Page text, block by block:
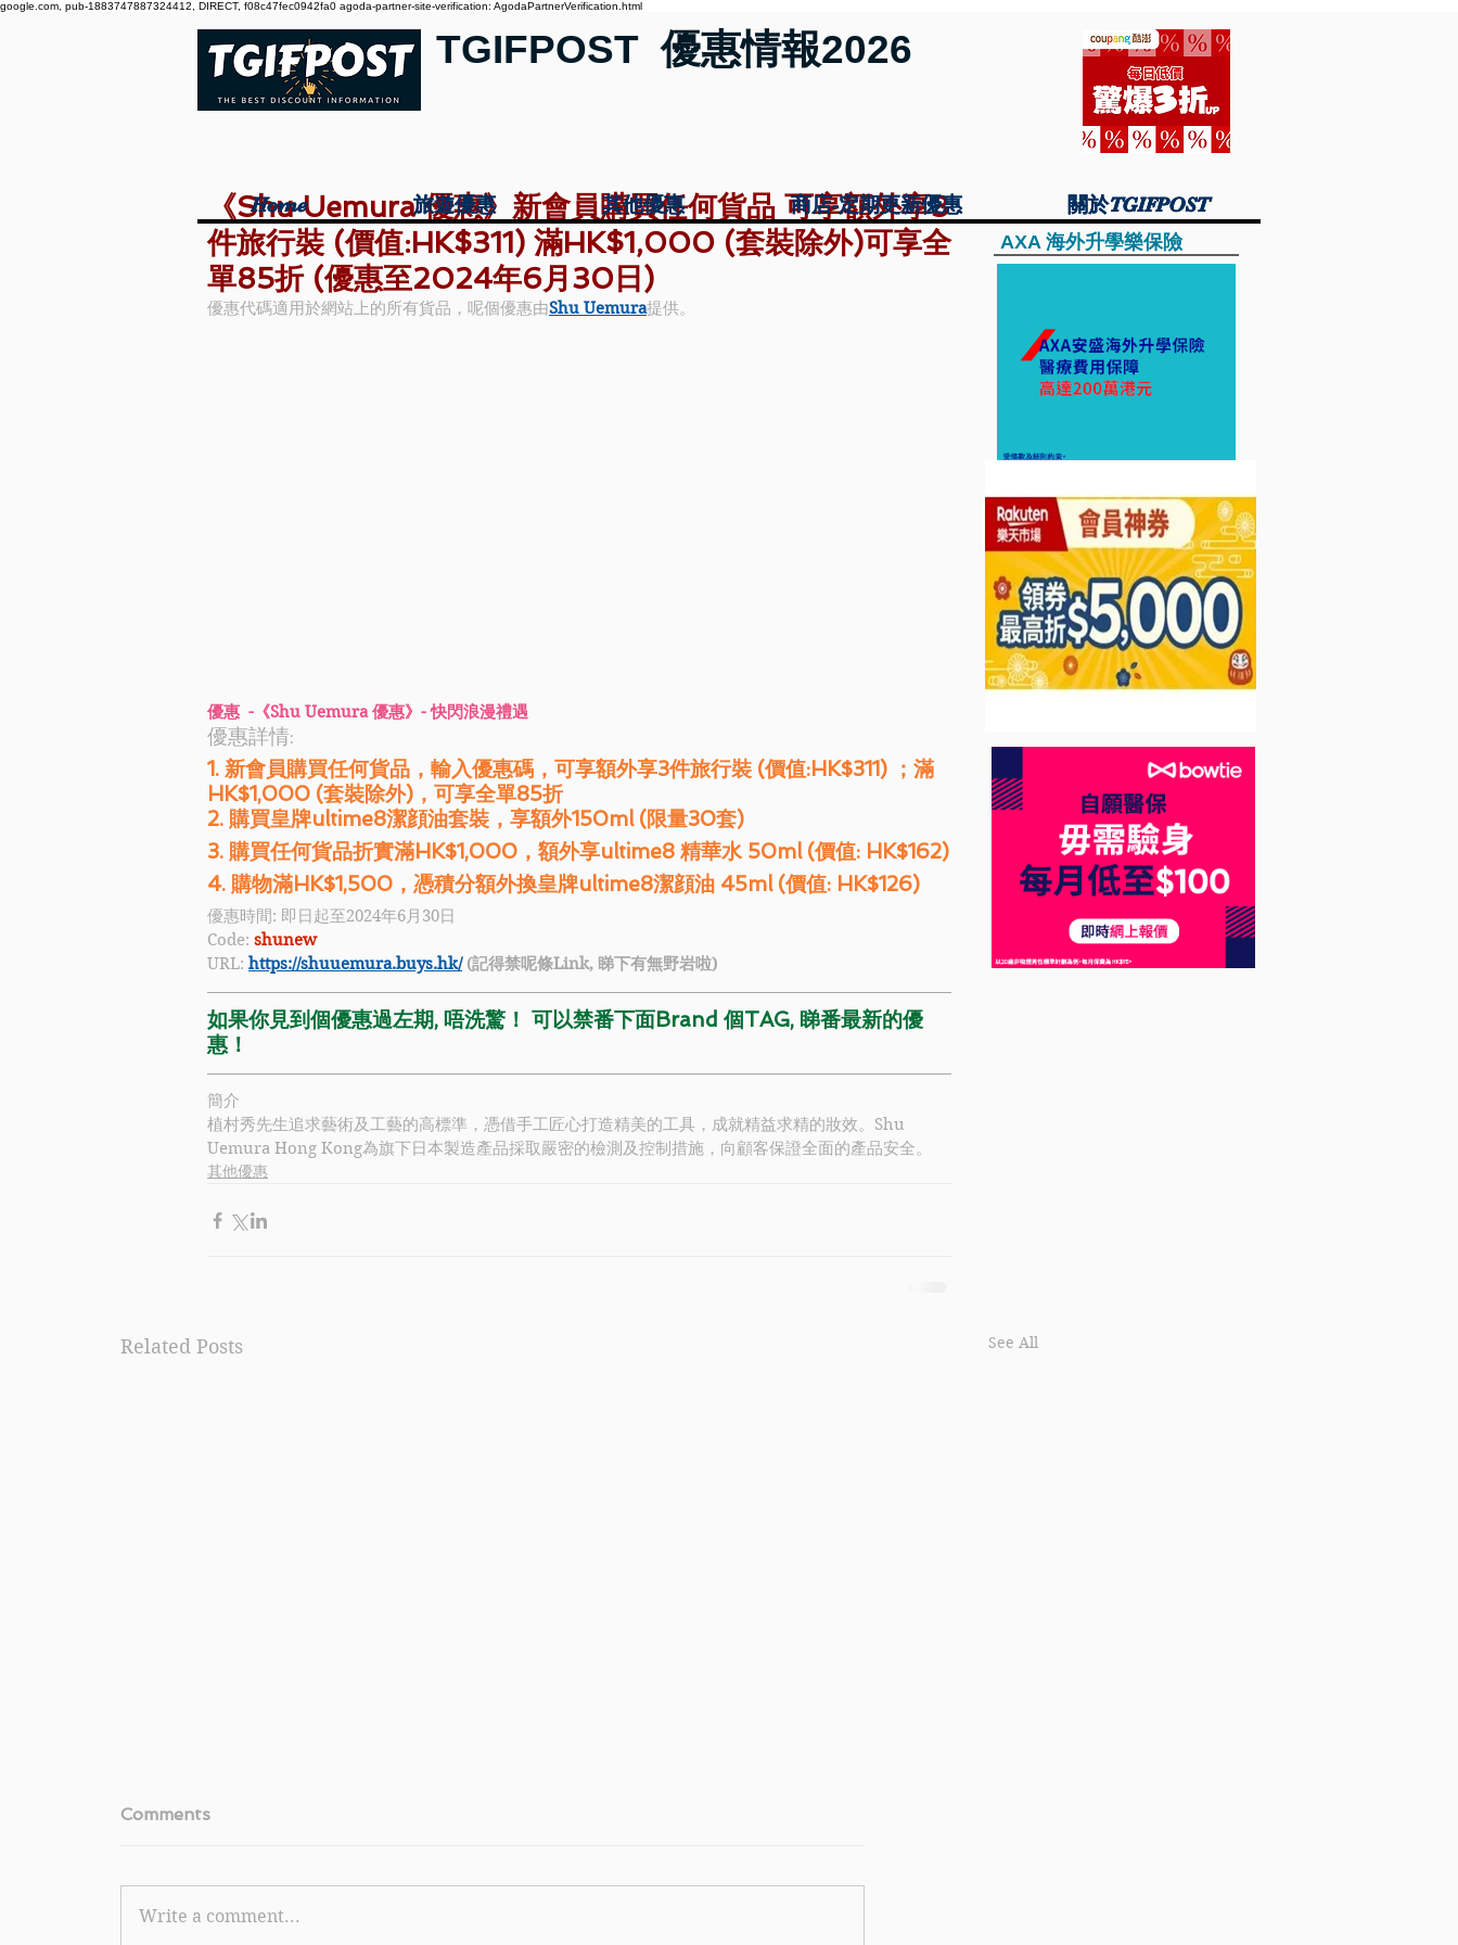
google.com, pub-1883747887324412, DIRECT, f08c47fec0942fa0 agoda-partner-site-verification: AgodaPartnerVerification.html
TGIFPOST 優惠情報2026
Home 旅遊優惠 其他優惠 商店-定期更新優惠 關於TGIFPOST
Home 旅遊優惠 其他優惠 商店-定期更新優惠 關於TGIFPOST
《Shu Uemura 優惠》新會員購買任何貨品 可享額外享3
件旅行裝 (價值:HK$311) 滿HK$1,000 (套裝除外)可享全
單85折 (優惠至2024年6月30日)
優惠代碼適用於網站上的所有貨品，呢個優惠由Shu Uemura提供。
優惠  -《Shu Uemura 優惠》- 快閃浪漫禮遇
優惠詳情:
1. 新會員購買任何貨品，輸入優惠碼，可享額外享3件旅行裝 (價值:HK$311) ；滿
HK$1,000 (套裝除外)，可享全單85折
2. 購買皇牌ultime8潔顔油套裝，享額外150ml (限量30套)
3. 購買任何貨品折實滿HK$1,000，額外享ultime8 精華水 50ml (價值: HK$162)
4. 購物滿HK$1,500，憑積分額外換皇牌ultime8潔顔油 45ml (價值: HK$126)
優惠時間: 即日起至2024年6月30日
Code: shunew
URL: https://shuuemura.buys.hk/ (記得禁呢條Link, 睇下有無野岩啦)
如果你見到個優惠過左期, 唔洗驚！ 可以禁番下面Brand 個TAG, 睇番最新的優
惠！
簡介
植村秀先生追求藝術及工藝的高標準，憑借手工匠心打造精美的工具，成就精益求精的妝效。 Shu
Uemura Hong Kong為旗下日本製造產品採取嚴密的檢測及控制措施，向顧客保證全面的產品安全。
其他優惠
Related Posts See All
Comments
Write a comment...
AXA 海外升學樂保險